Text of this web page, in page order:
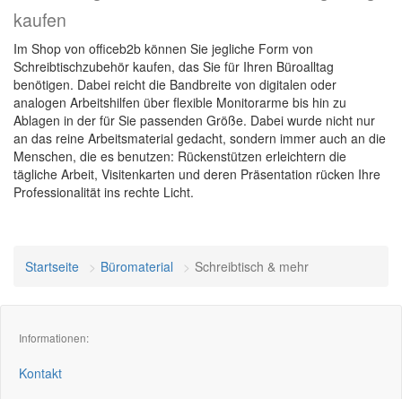
kaufen
Im Shop von officeb2b können Sie jegliche Form von
Schreibtischzubehör kaufen, das Sie für Ihren Büroalltag
benötigen. Dabei reicht die Bandbreite von digitalen oder
analogen Arbeitshilfen über flexible Monitorarme bis hin zu
Ablagen in der für Sie passenden Größe. Dabei wurde nicht nur
an das reine Arbeitsmaterial gedacht, sondern immer auch an die
Menschen, die es benutzen: Rückenstützen erleichtern die
tägliche Arbeit, Visitenkarten und deren Präsentation rücken Ihre
Professionalität ins rechte Licht.
Startseite Büromaterial Schreibtisch & mehr
Informationen:
Kontakt